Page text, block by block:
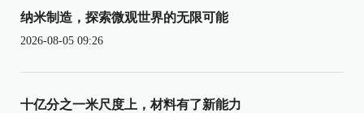
纳米制造，探索微观世界的无限可能
2026-08-05 09:26
十亿分之一米尺度上，材料有了新能力